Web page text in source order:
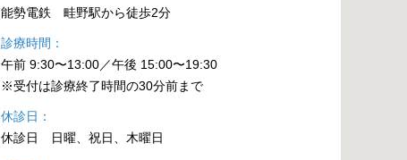
能勢電鉄 畦野駅から徒歩2分
診療時間
午前 9:30〜13:00／午後 15:00〜19:30
※受付は診療終了時間の30分前まで
休診日
休診日 日曜、祝日、木曜日